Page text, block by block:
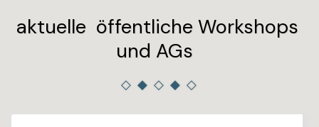
aktuelle öffentliche Workshops
und AGs